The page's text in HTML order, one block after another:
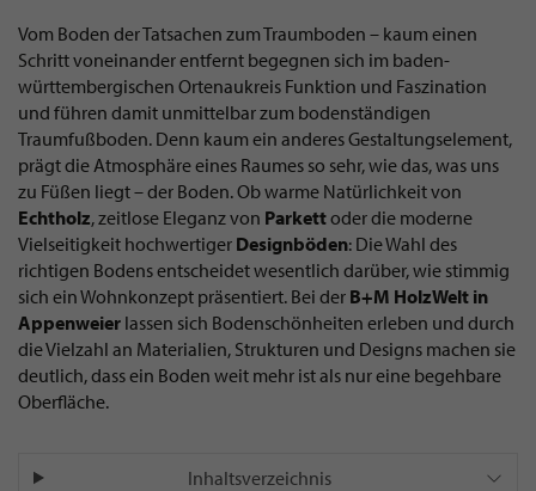
Vom Boden der Tatsachen zum Traumboden – kaum einen
Schritt voneinander entfernt begegnen sich im baden-
württembergischen Ortenaukreis Funktion und Faszination
und führen damit unmittelbar zum bodenständigen
Traumfußboden. Denn kaum ein anderes Gestaltungselement,
prägt die Atmosphäre eines Raumes so sehr, wie das, was uns
zu Füßen liegt – der Boden. Ob warme Natürlichkeit von
Echtholz, zeitlose Eleganz von Parkettoder die moderne
Vielseitigkeit hochwertiger Designböden: Die Wahl des
richtigen Bodens entscheidet wesentlich darüber, wie stimmig
sich ein Wohnkonzept präsentiert. Bei der B+M HolzWelt in
Appenweier lassen sich Bodenschönheiten erleben und durch
die Vielzahl an Materialien, Strukturen und Designs machen sie
deutlich, dass ein Boden weit mehr ist als nur eine begehbare
Oberfläche.
Inhaltsverzeichnis